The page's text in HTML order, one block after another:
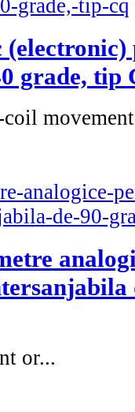
grade, tip
or...